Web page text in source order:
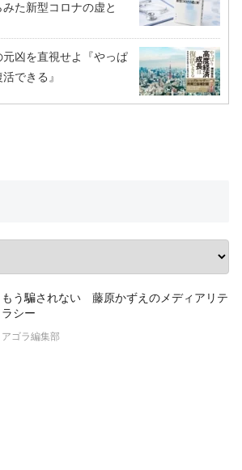
た新型コロナの虚と
凶を直視せよ『やっぱ
できる』
もう騙されない 藤原かずえのメディアリテ
ラシー
アゴラ編集部